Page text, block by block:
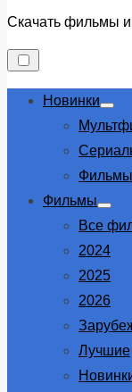
Скачать фильмы и
Новинки
Show
sub
Фильмы
Фильмы
Show
sub
Все
2024
2025
2026
Лучшие